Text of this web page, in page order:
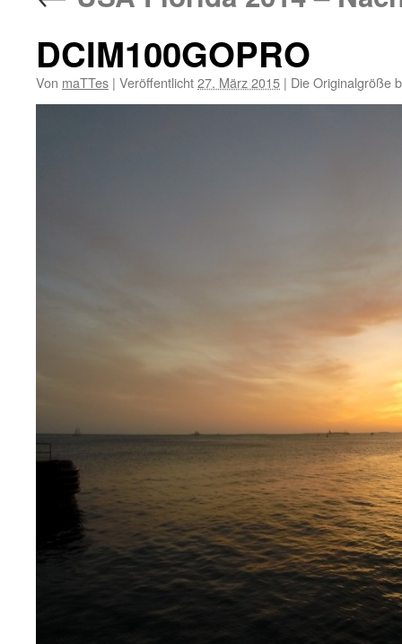
DCIM100GOPRO
Von maTTes | Veröffentlicht27. März 2015 | Die Originalgröße